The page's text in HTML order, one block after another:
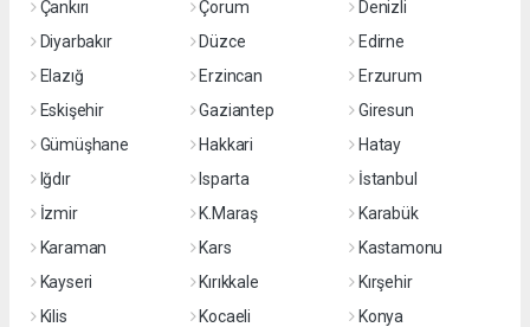
Çankırı
Çorum
Denizli
Diyarbakır
Düzce
Edirne
Elazığ
Erzincan
Erzurum
Eskişehir
Gaziantep
Giresun
Gümüşhane
Hakkari
Hatay
Iğdır
Isparta
İstanbul
İzmir
K.Maraş
Karabük
Karaman
Kars
Kastamonu
Kayseri
Kırıkkale
Kırşehir
Kilis
Kocaeli
Konya